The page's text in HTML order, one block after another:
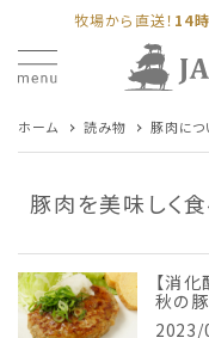
牧場から直送！ 14
ホーム 読み物 豚肉につ
豚肉を美味しく
【消
秋の
2023/